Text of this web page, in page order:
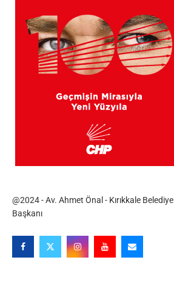
@2024 - Av. Ahmet Önal - Kırıkkale Belediye
Başkanı